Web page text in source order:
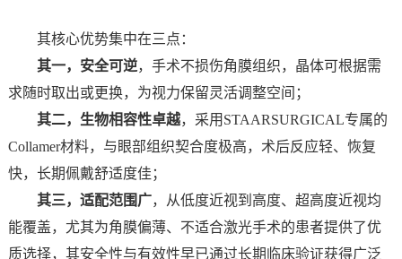
其核心优势集中在三点：
其一，安全可逆， 手术不损伤角膜组织，晶体可根据需
求随时取出或更换，为视力保留灵活调整空间；
其二，生物相容性卓越，采用STAARSURGICAL专属的
Collamer材料，与眼部组织契合度极高，术后反应轻、恢复
快，长期佩戴舒适度佳；
其三，适配范围广，从低度近视到高度、超高度近视均
能覆盖，尤其为角膜偏薄、不适合激光手术的患者提供了优
质选择，其安全性与有效性早已通过长期临床验证获得广泛